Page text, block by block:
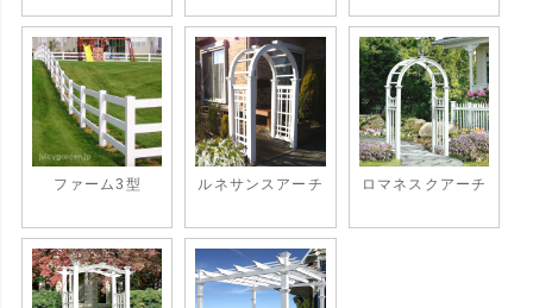
ファーム3型 ルネサンスアーチ ロマネスクアーチ